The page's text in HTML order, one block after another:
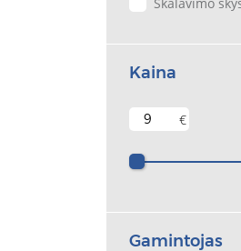
Kaina
€
Gamintojas